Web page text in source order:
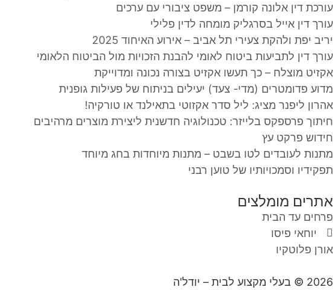
עורכת דין אלונה קורמן – משפט ציבורי עם ערכים
עורך דין אייל בסרגליק מומחה לדין פלילי
יריב יפת ולהקת צעירי תל אביב – אירוע האיחוד 2025
עורך דין לתביעות ביטוח לאומי להבנת הזכויות מול הביטוח הלאומי
אקזיט מוצלח – כך תעשו אקזיט בצורה נכונה ומדוייקת
מדוע פדומטרים (מדי- צעד) יעילים בניתוח של פעילות גופנית
אהרון ליפנר מציג: ליל סדר אקזוטי בתאילנד או טורקיה!
חיתוך פרספקס בלייזר: טכנולוגיה חדשנית ליצירת מוצרים מרהיבים
חידוש פרקט עץ
מתנות לעובדים לטו בשבט – מתנות מיוחדות בחג מיוחד
תפקידיו וסמכויותיו של טוען רבני
אתרים מומלצים
פרחים עד הבית
יוחאי פיסו
אורן פלוטקיו
2026 © בעלי מקצוע לבית – יודל'ה